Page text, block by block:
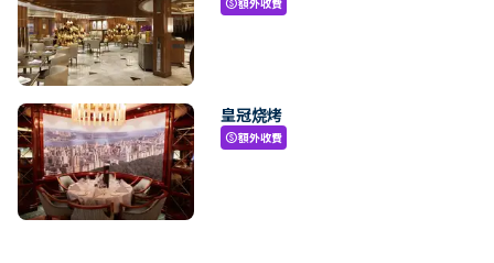
paid
皇冠烧烤
paid額外收費